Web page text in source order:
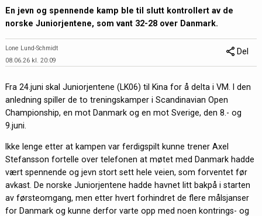
En jevn og spennende kamp ble til slutt kontrollert av de
norske Juniorjentene, som vant 32-28 over Danmark.
Lone Lund-Schmidt
08.06.26 kl. 20:09
Del
Fra 24.juni skal Juniorjentene (LK06) til Kina for å delta i VM. I den
anledning spiller de to treningskamper i Scandinavian Open
Championship, en mot Danmark og en mot Sverige, den 8.- og
9.juni.
Ikke lenge etter at kampen var ferdigspilt kunne trener Axel
Stefansson fortelle over telefonen at møtet med Danmark hadde
vært spennende og jevn stort sett hele veien, som forventet før
avkast. De norske Juniorjentene hadde havnet litt bakpå i starten
av førsteomgang, men etter hvert forhindret de flere målsjanser
for Danmark og kunne derfor varte opp med noen kontrings- og